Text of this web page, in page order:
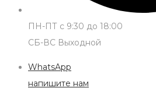
ПН-ПТ с 9:30 до 18:00
СБ-ВС Выходной
WhatsApp
напишите нам